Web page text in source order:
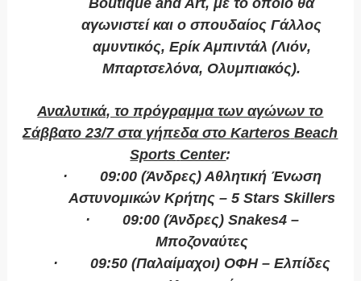
Boutique and Art, με το οποίο θα
αγωνιστεί και ο σπουδαίος Γάλλος
αμυντικός, Ερίκ Αμπιντάλ (Λιόν,
Μπαρτσελόνα, Ολυμπιακός).
Αναλυτικά, το πρόγραμμα των αγώνων το
Σάββατο 23/7 στα γήπεδα στοKarteros Beach
Sports Center:
·
09:00 (Άνδρες) Αθλητική Ένωση
Αστυνομικών Κρήτης – 5 Stars Skillers
·
09:00 (Άνδρες) Snakes4–
Μποζοναύτες
·
09:50 (Παλαίμαχοι) ΟΦΗ – Ελπίδες